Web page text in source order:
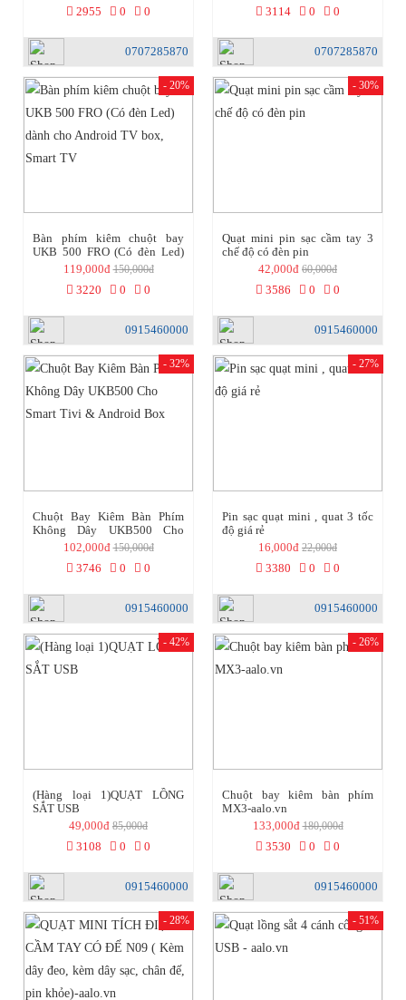
2955 0 0
0707285870
3114 0 0
0707285870
- 20%
Bàn phím kiêm chuột bay
UKB 500 FRO (Có đèn Led)
dành cho Android TV box,
119,000đ150,000đ
3220 0 0
0915460000
- 30%
Quạt mini pin sạc cầm tay 3
chế độ có đèn pin
42,000đ 60,000đ
3586 0 0
0915460000
- 32%
Chuột Bay Kiêm Bàn Phím
Không Dây UKB500 Cho
Smart Tivi & Android Box
102,000đ150,000đ
3746 0 0
0915460000
- 27%
Pin sạc quạt mini , quat 3 tốc
độ giá rẻ
16,000đ 22,000đ
3380 0 0
0915460000
- 42%
(Hàng loại 1)QUẠT LỒNG
SẮT USB
49,000đ 85,000đ
3108 0 0
0915460000
- 26%
Chuột bay kiêm bàn phím
MX3-aalo.vn
133,000đ180,000đ
3530 0 0
0915460000
- 28% - 51%